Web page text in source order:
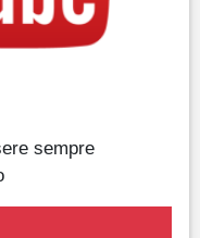
sempre